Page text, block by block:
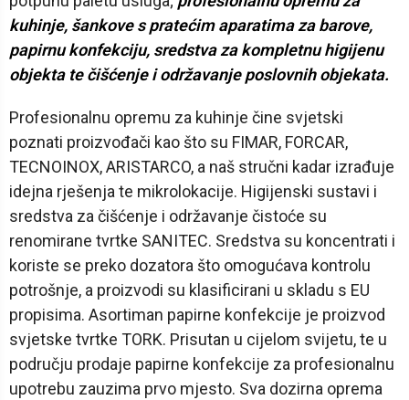
kuhinje, šankove s pratećim aparatima za barove,
papirnu konfekciju, sredstva za kompletnu higijenu
objekta te čišćenje i održavanje poslovnih objekata.
Profesionalnu opremu za kuhinje čine svjetski
poznati proizvođači kao što su FIMAR, FORCAR,
TECNOINOX, ARISTARCO, a naš stručni kadar izrađuje
idejna rješenja te mikrolokacije. Higijenski sustavi i
sredstva za čišćenje i održavanje čistoće su
renomirane tvrtke SANITEC. Sredstva su koncentrati i
koriste se preko dozatora što omogućava kontrolu
potrošnje, a proizvodi su klasificirani u skladu s EU
propisima. Asortiman papirne konfekcije je proizvod
svjetske tvrtke TORK. Prisutan u cijelom svijetu, te u
području prodaje papirne konfekcije za profesionalnu
upotrebu zauzima prvo mjesto. Sva dozirna oprema